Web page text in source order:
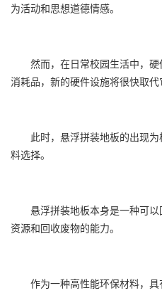
为活动和思想道德情感。
然而，在日常校园生活中，硬
消耗品，新的硬件设施将很快取代
此时， 悬浮拼装地板的出现
料选择。
悬浮拼装地板本身是一种可以
资源和回收废物的能力。
作为一种高性能环保材料，具